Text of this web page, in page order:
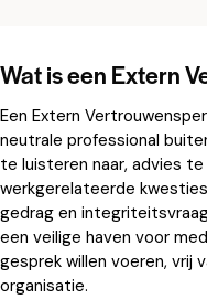
Wat is een Extern
Een Extern
neutrale professional
te luisteren naar, advies
werkgerelateerde
gedrag en
een veilige haven voor
gesprek willen voeren, vrij
organisatie.